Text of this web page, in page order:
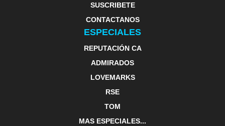
SUSCRIBETE
CONTACTANOS
ESPECIALES
REPUTACIÓN CA
ADMIRADOS
LOVEMARKS
RSE
TOM
MAS ESPECIALES...